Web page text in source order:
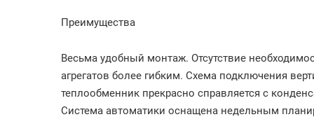
Преимущества
Весьма удобный монтаж. Отсутствие
агрегатов более гибким. Схема подключения
теплообменник прекрасно справляется с
Система автоматики оснащена недельным